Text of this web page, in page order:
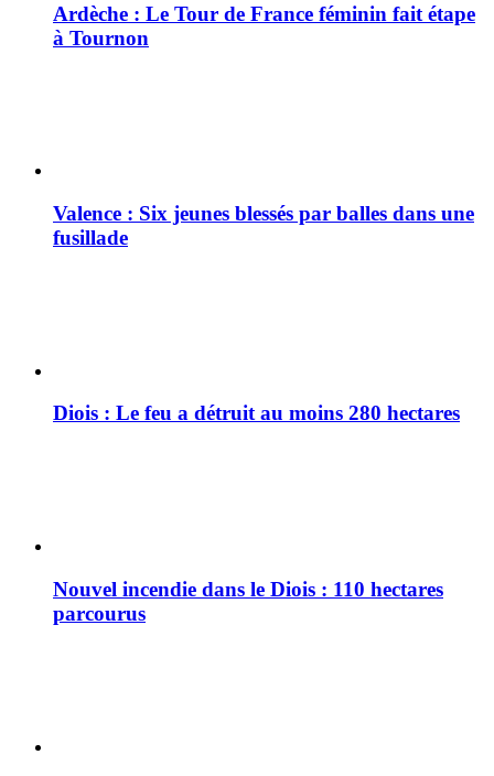
Ardèche : Le Tour de France féminin fait étape
à Tournon
Valence : Six jeunes blessés par balles dans une
fusillade
Diois : Le feu a détruit au moins 280 hectares
Nouvel incendie dans le Diois : 110 hectares
parcourus